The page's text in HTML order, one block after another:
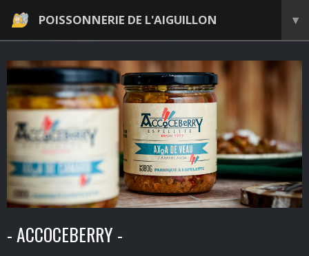
POISSONNERIE DE L'AIGUILLON ▾
- ACCOCEBERRY -